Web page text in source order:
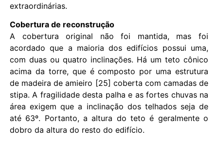
extraordinárias.
Cobertura de reconstrução
A cobertura original não foi mantida, mas foi
acordado que a maioria dos edifícios possui uma,
com duas ou quatro inclinações. Há um teto cônico
acima da torre, que é composto por uma estrutura
de madeira de amieiro [25] coberta com camadas de
stipa. A fragilidade desta palha e as fortes chuvas na
área exigem que a inclinação dos telhados seja de
até 63º. Portanto, a altura do teto é geralmente o
dobro da altura do resto do edifício.